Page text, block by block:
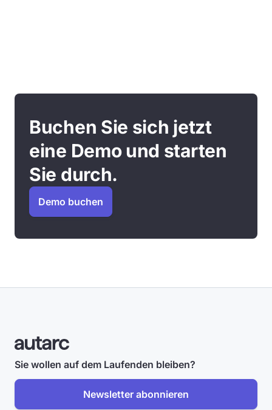
Buchen Sie sich jetzt
eine Demo und starten
Sie durch.
Demo buchen
Sie wollen auf dem Laufenden bleiben?
Newsletter abonnieren